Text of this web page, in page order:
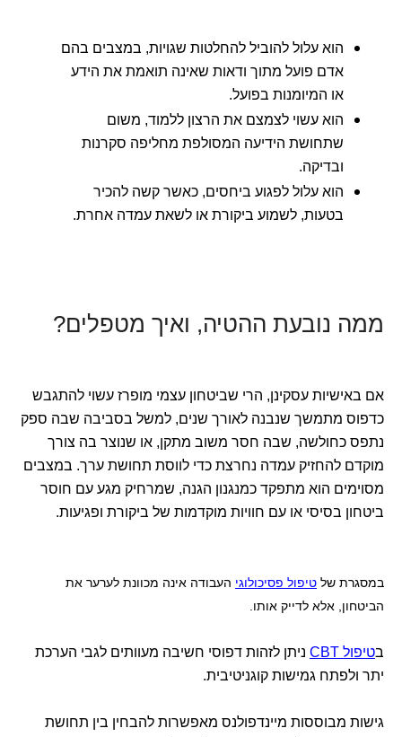
הוא עלול להוביל להחלטות שגויות, במצבים בהם
אדם פועל מתוך ודאות שאינה תואמת את הידע
או המיומנות בפועל.
הוא עשוי לצמצם את הרצון ללמוד, משום
שתחושת הידיעה המסולפת מחליפה סקרנות
ובדיקה.
הוא עלול לפגוע ביחסים, כאשר קשה להכיר
בטעות, לשמוע ביקורת או לשאת עמדה אחרת.
ממה נובעת ההטיה, ואיך מטפלים?
אם באישיות עסקינן, הרי שביטחון עצמי מופרז עשוי להתגבש
כדפוס מתמשך שנבנה לאורך שנים, למשל בסביבה שבה ספק
נתפס כחולשה, שבה חסר משוב מתקן, או שנוצר בה צורך
מוקדם להחזיק עמדה נחרצת כדי לווסת תחושת ערך. במצבים
מסוימים הוא מתפקד כמנגנון הגנה, שמרחיק מגע עם חוסר
ביטחון בסיסי או עם חוויות מוקדמות של ביקורת ופגיעות.
במסגרת של טיפול פסיכולוגי העבודה אינה מכוונת לערער את
הביטחון, אלא לדייק אותו.
בטיפול CBT
ניתן לזהות דפוסי חשיבה מעוותים לגבי הערכת
יתר ולפתח גמישות קוגניטיבית.
גישות מבוססות מיינדפולנס מאפשרות להבחין בין תחושת